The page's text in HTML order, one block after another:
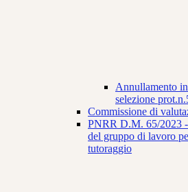
Annullamento
selezione
Commissione di
PNRR D.M. 65/2023
del gruppo di lavoro
tutoraggio